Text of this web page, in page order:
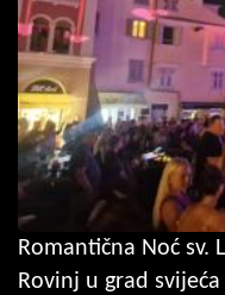
Romantična Noć
Rovinj u grad